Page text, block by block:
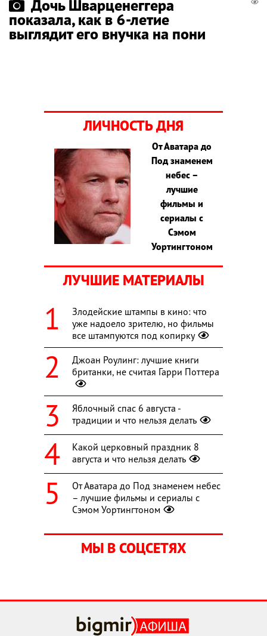
Дочь Шварценеггера
показала, как в 6-летие
выглядит его внучка на пони
ЛИЧНОСТЬ ДНЯ
От Аватара до
Под знаменем
небес –
лучшие
фильмы и
сериалы с
Сэмом
Уортингтоном
ЛУЧШИЕ МАТЕРИАЛЫ
Злодейские штампы в кино: что
уже надоело зрителю, но фильмы
все штампуются под копирку
Джоан Роулинг: лучшие книги
британки, не считая Гарри Поттера
Яблочный спас 6 августа -
традиции и что нельзя делать
Какой церковный праздник 8
августа и что нельзя делать
От Аватара до Под знаменем небес
– лучшие фильмы и сериалы с
Сэмом Уортингтоном
МЫ В СОЦСЕТЯХ